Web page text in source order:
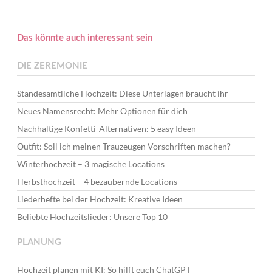
Das könnte auch interessant sein
DIE ZEREMONIE
Standesamtliche Hochzeit: Diese Unterlagen braucht ihr
Neues Namensrecht: Mehr Optionen für dich
Nachhaltige Konfetti-Alternativen: 5 easy Ideen
Outfit: Soll ich meinen Trauzeugen Vorschriften machen?
Winterhochzeit – 3 magische Locations
Herbsthochzeit – 4 bezaubernde Locations
Liederhefte bei der Hochzeit: Kreative Ideen
Beliebte Hochzeitslieder: Unsere Top 10
PLANUNG
Hochzeit planen mit KI: So hilft euch ChatGPT